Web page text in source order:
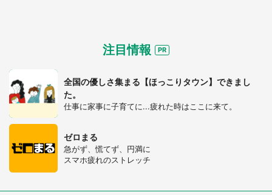
注目情報
全国の優しさ集まる【ほっこりタウン】できまし
た。
仕事に家事に子育てに...疲れた時はここに来て。
ゼロまる
急がず、慌てず、円満に
スマホ疲れのストレッチ